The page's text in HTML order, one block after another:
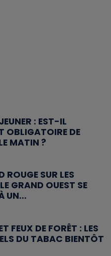
: EST-IL
OBLIGATOIRE DE
MATIN ?
ROUGE SUR LES
GRAND OUEST SE
UN...
FEUX DE FORÊT : LES
DU TABAC BIENTÔT